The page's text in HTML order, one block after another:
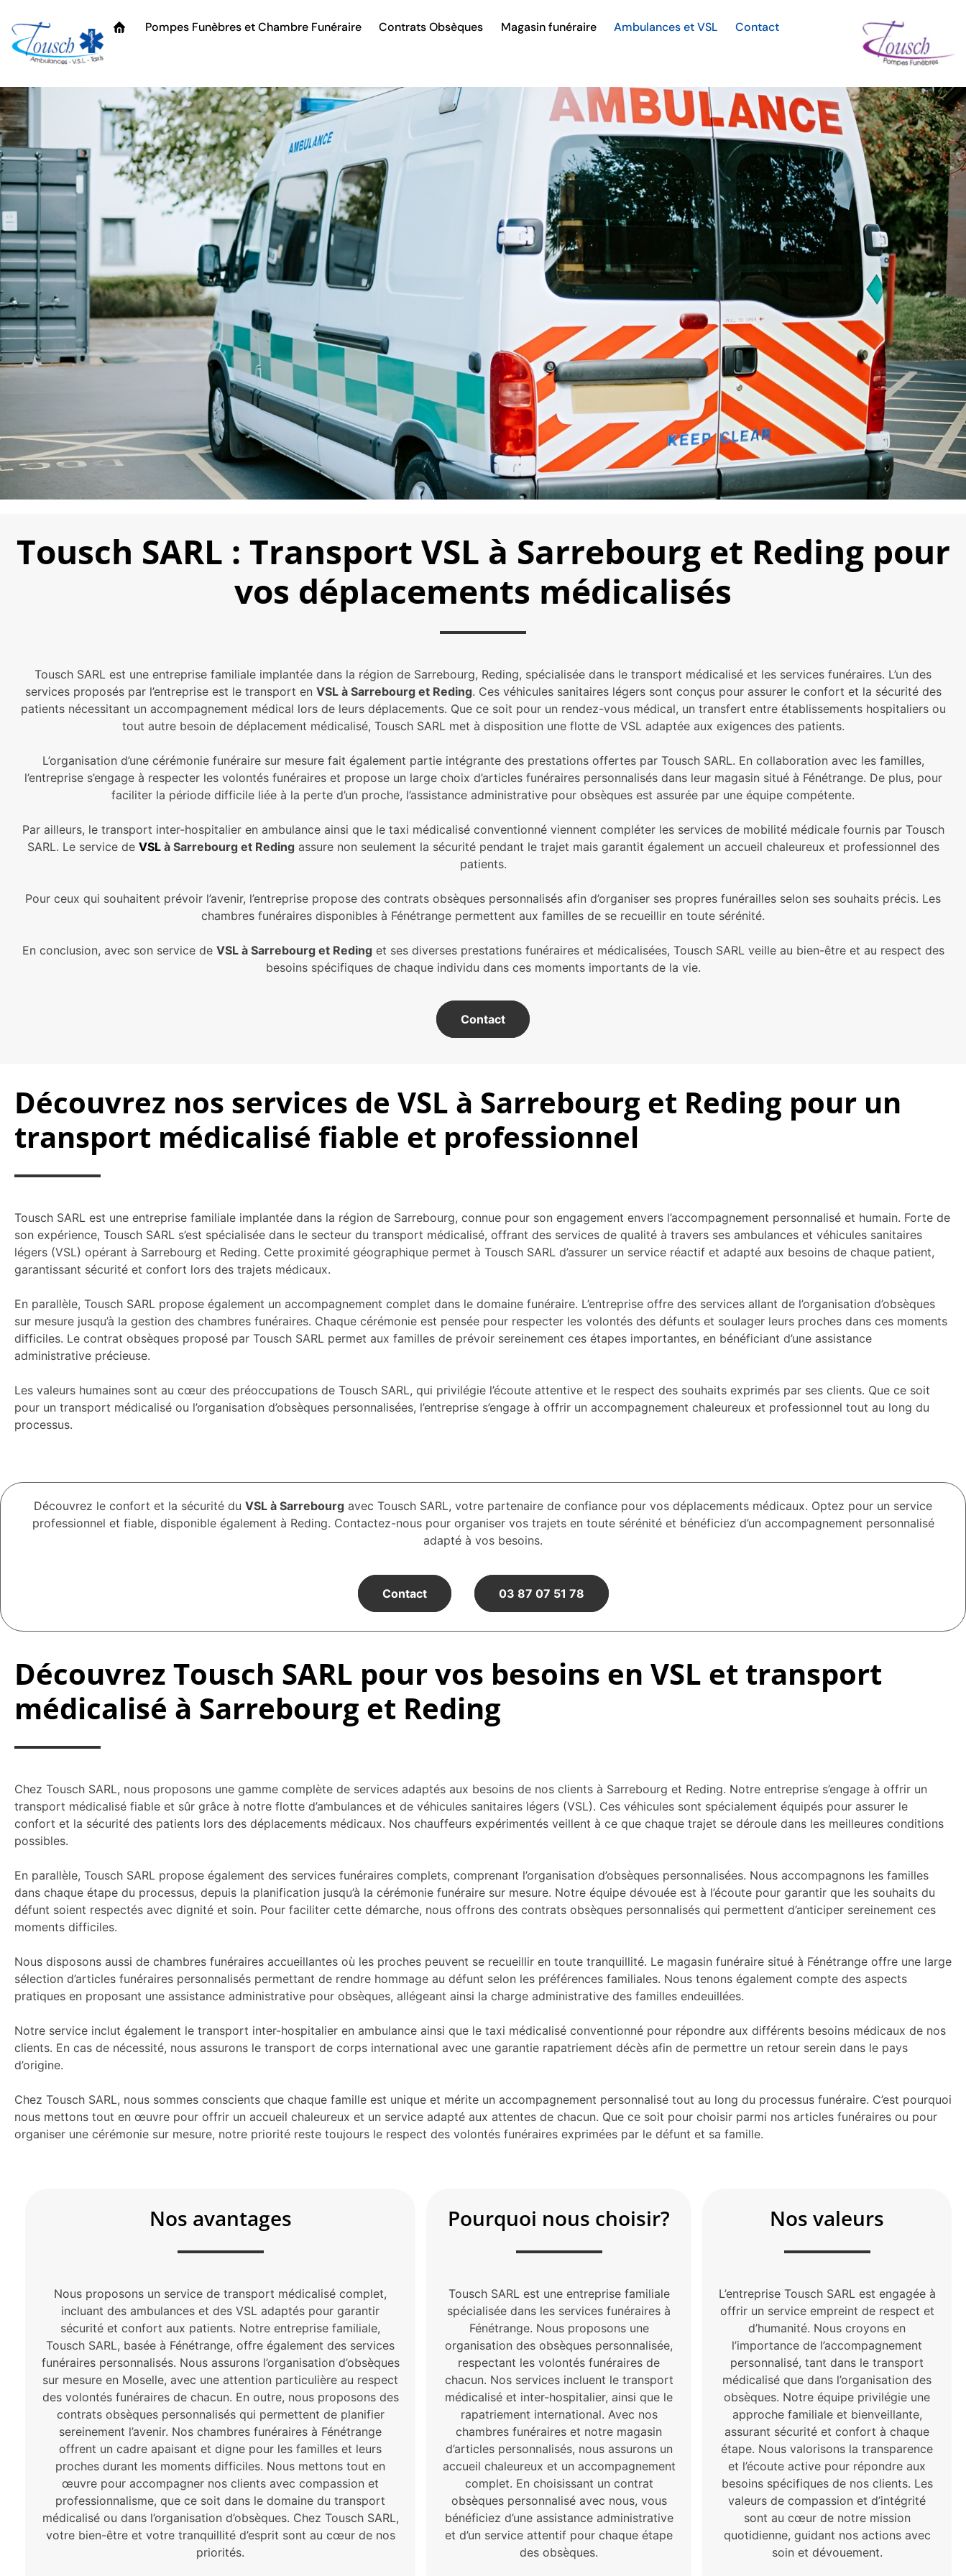
Pompes Funèbres et Chambre Funéraire Contrats Obsèques Magasin funéraire Ambulances et VSL Contact
Tousch SARL : Transport VSL à Sarrebourg et Reding pour
vos déplacements médicalisés
Tousch SARL est une entreprise familiale implantée dans la région de Sarrebourg, Reding, spécialisée dans le transport médicalisé et les services funéraires. L’un des
services proposés par l’entreprise est le transport en VSL à Sarrebourg et Reding. Ces véhicules sanitaires légers sont conçus pour assurer le confort et la sécurité des
patients nécessitant un accompagnement médical lors de leurs déplacements. Que ce soit pour un rendez-vous médical, un transfert entre établissements hospitaliers ou
tout autre besoin de déplacement médicalisé, Tousch SARL met à disposition une flotte de VSL adaptée aux exigences des patients.
L’organisation d’une cérémonie funéraire sur mesure fait également partie intégrante des prestations offertes par Tousch SARL. En collaboration avec les familles,
l’entreprise s’engage à respecter les volontés funéraires et propose un large choix d’articles funéraires personnalisés dans leur magasin situé à Fénétrange. De plus, pour
faciliter la période difficile liée à la perte d’un proche, l’assistance administrative pour obsèques est assurée par une équipe compétente.
Par ailleurs, le transport inter-hospitalier en ambulance ainsi que le taxi médicalisé conventionné viennent compléter les services de mobilité médicale fournis par Tousch
SARL. Le service de VSLà Sarrebourg et Redingassure non seulement la sécurité pendant le trajet mais garantit également un accueil chaleureux et professionnel des
patients.
Pour ceux qui souhaitent prévoir l’avenir, l’entreprise propose des contrats obsèques personnalisés afin d’organiser ses propres funérailles selon ses souhaits précis. Les
chambres funéraires disponibles à Fénétrange permettent aux familles de se recueillir en toute sérénité.
En conclusion, avec son service de VSL à Sarrebourg et Redinget ses diverses prestations funéraires et médicalisées, Tousch SARL veille au bien-être et au respect des
besoins spécifiques de chaque individu dans ces moments importants de la vie.
Contact
Découvrez nos services de VSL à Sarrebourg et Reding pour un
transport médicalisé fiable et professionnel
Tousch SARL est une entreprise familiale implantée dans la région de Sarrebourg, connue pour son engagement envers l’accompagnement personnalisé et humain. Forte de
son expérience, Tousch SARL s’est spécialisée dans le secteur du transport médicalisé, offrant des services de qualité à travers ses ambulances et véhicules sanitaires
légers (VSL) opérant à Sarrebourg et Reding. Cette proximité géographique permet à Tousch SARL d’assurer un service réactif et adapté aux besoins de chaque patient,
garantissant sécurité et confort lors des trajets médicaux.
En parallèle, Tousch SARL propose également un accompagnement complet dans le domaine funéraire. L’entreprise offre des services allant de l’organisation d’obsèques
sur mesure jusqu’à la gestion des chambres funéraires. Chaque cérémonie est pensée pour respecter les volontés des défunts et soulager leurs proches dans ces moments
difficiles. Le contrat obsèques proposé par Tousch SARL permet aux familles de prévoir sereinement ces étapes importantes, en bénéficiant d’une assistance
administrative précieuse.
Les valeurs humaines sont au cœur des préoccupations de Tousch SARL, qui privilégie l’écoute attentive et le respect des souhaits exprimés par ses clients. Que ce soit
pour un transport médicalisé ou l’organisation d’obsèques personnalisées, l’entreprise s’engage à offrir un accompagnement chaleureux et professionnel tout au long du
processus.
Découvrez le confort et la sécurité du VSL à Sarrebourg avec Tousch SARL, votre partenaire de confiance pour vos déplacements médicaux. Optez pour un service
professionnel et fiable, disponible également à Reding. Contactez-nous pour organiser vos trajets en toute sérénité et bénéficiez d’un accompagnement personnalisé
adapté à vos besoins.
Contact 03 87 07 51 78
Découvrez Tousch SARL pour vos besoins en VSL et transport
médicalisé à Sarrebourg et Reding
Chez Tousch SARL, nous proposons une gamme complète de services adaptés aux besoins de nos clients à Sarrebourg et Reding. Notre entreprise s’engage à offrir un
transport médicalisé fiable et sûr grâce à notre flotte d’ambulances et de véhicules sanitaires légers (VSL). Ces véhicules sont spécialement équipés pour assurer le
confort et la sécurité des patients lors des déplacements médicaux. Nos chauffeurs expérimentés veillent à ce que chaque trajet se déroule dans les meilleures conditions
possibles.
En parallèle, Tousch SARL propose également des services funéraires complets, comprenant l’organisation d’obsèques personnalisées. Nous accompagnons les familles
dans chaque étape du processus, depuis la planification jusqu’à la cérémonie funéraire sur mesure. Notre équipe dévouée est à l’écoute pour garantir que les souhaits du
défunt soient respectés avec dignité et soin. Pour faciliter cette démarche, nous offrons des contrats obsèques personnalisés qui permettent d’anticiper sereinement ces
moments difficiles.
Nous disposons aussi de chambres funéraires accueillantes où les proches peuvent se recueillir en toute tranquillité. Le magasin funéraire situé à Fénétrange offre une large
sélection d’articles funéraires personnalisés permettant de rendre hommage au défunt selon les préférences familiales. Nous tenons également compte des aspects
pratiques en proposant une assistance administrative pour obsèques, allégeant ainsi la charge administrative des familles endeuillées.
Notre service inclut également le transport inter-hospitalier en ambulance ainsi que le taxi médicalisé conventionné pour répondre aux différents besoins médicaux de nos
clients. En cas de nécessité, nous assurons le transport de corps international avec une garantie rapatriement décès afin de permettre un retour serein dans le pays
d’origine.
Chez Tousch SARL, nous sommes conscients que chaque famille est unique et mérite un accompagnement personnalisé tout au long du processus funéraire. C’est pourquoi
nous mettons tout en œuvre pour offrir un accueil chaleureux et un service adapté aux attentes de chacun. Que ce soit pour choisir parmi nos articles funéraires ou pour
organiser une cérémonie sur mesure, notre priorité reste toujours le respect des volontés funéraires exprimées par le défunt et sa famille.
Nos avantages
Nous proposons un service de transport médicalisé complet,
incluant des ambulances et des VSL adaptés pour garantir
sécurité et confort aux patients. Notre entreprise familiale,
Tousch SARL, basée à Fénétrange, offre également des services
funéraires personnalisés. Nous assurons l’organisation d’obsèques
sur mesure en Moselle, avec une attention particulière au respect
des volontés funéraires de chacun. En outre, nous proposons des
contrats obsèques personnalisés qui permettent de planifier
sereinement l’avenir. Nos chambres funéraires à Fénétrange
offrent un cadre apaisant et digne pour les familles et leurs
proches durant les moments difficiles. Nous mettons tout en
œuvre pour accompagner nos clients avec compassion et
professionnalisme, que ce soit dans le domaine du transport
médicalisé ou dans l’organisation d’obsèques. Chez Tousch SARL,
votre bien-être et votre tranquillité d’esprit sont au cœur de nos
priorités.
Pourquoi nous choisir?
Tousch SARL est une entreprise familiale
spécialisée dans les services funéraires à
Fénétrange. Nous proposons une
organisation des obsèques personnalisée,
respectant les volontés funéraires de
chacun. Nos services incluent le transport
médicalisé et inter-hospitalier, ainsi que le
rapatriement international. Avec nos
chambres funéraires et notre magasin
d’articles personnalisés, nous assurons un
accueil chaleureux et un accompagnement
complet. En choisissant un contrat
obsèques personnalisé avec nous, vous
bénéficiez d’une assistance administrative
et d’un service attentif pour chaque étape
des obsèques.
Nos valeurs
L’entreprise Tousch SARL est engagée à
offrir un service empreint de respect et
d’humanité. Nous croyons en
l’importance de l’accompagnement
personnalisé, tant dans le transport
médicalisé que dans l’organisation des
obsèques. Notre équipe privilégie une
approche familiale et bienveillante,
assurant sécurité et confort à chaque
étape. Nous valorisons la transparence
et l’écoute active pour répondre aux
besoins spécifiques de nos clients. Les
valeurs de compassion et d’intégrité
sont au cœur de notre mission
quotidienne, guidant nos actions avec
soin et dévouement.